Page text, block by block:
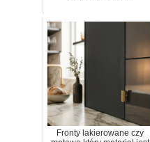
Fronty lakierowane czy